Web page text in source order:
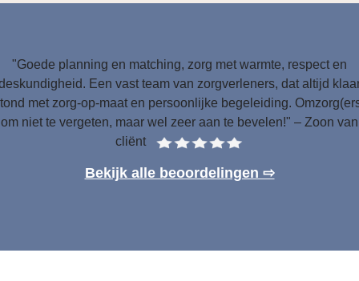
"Goede planning en matching, zorg met warmte, respect en
Een vast team van zorgverleners, dat altijd
met zorg-op-maat en persoonlijke begeleiding.
om niet te vergeten, maar wel zeer aan te bevelen!" – Zoon van
cliënt
Bekijk alle beoordelingen ⇨